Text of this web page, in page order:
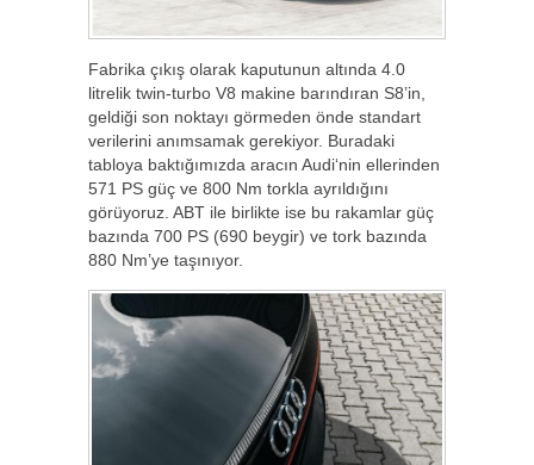
Fabrika çıkış olarak kaputunun altında 4.0
litrelik twin-turbo V8 makine barındıran S8’in,
geldiği son noktayı görmeden önde standart
verilerini anımsamak gerekiyor. Buradaki
tabloya baktığımızda aracın Audi‘nin ellerinden
571 PS güç ve 800 Nm torkla ayrıldığını
görüyoruz. ABT ile birlikte ise bu rakamlar güç
bazında 700 PS (690 beygir) ve tork bazında
880 Nm’ye taşınıyor.